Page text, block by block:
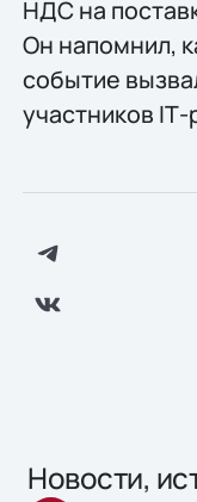
НДС на
Он напомнил,
событие
участников
Новости,